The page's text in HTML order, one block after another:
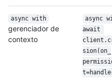
async with
gerenciador de
contexto
async
await
sion(on_